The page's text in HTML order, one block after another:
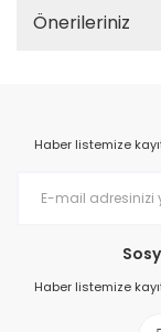
Önerileriniz
Haber listemize
Haber listemize